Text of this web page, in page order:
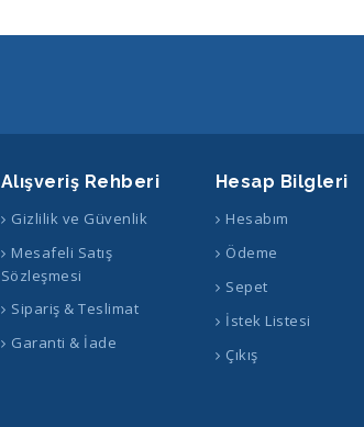
Alışveriş Rehberi
Gizlilik ve Güvenlik
Mesafeli Satış
Sözleşmesi
Sipariş & Teslimat
Garanti & İade
Hesap Bilgleri
Hesabım
Ödeme
Sepet
İstek Listesi
Çıkış